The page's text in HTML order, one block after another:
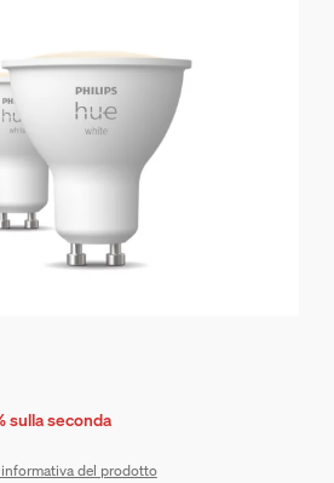
sulla seconda
informativa del prodotto